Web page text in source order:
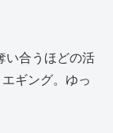
い合うほどの活
ギング。ゆっ